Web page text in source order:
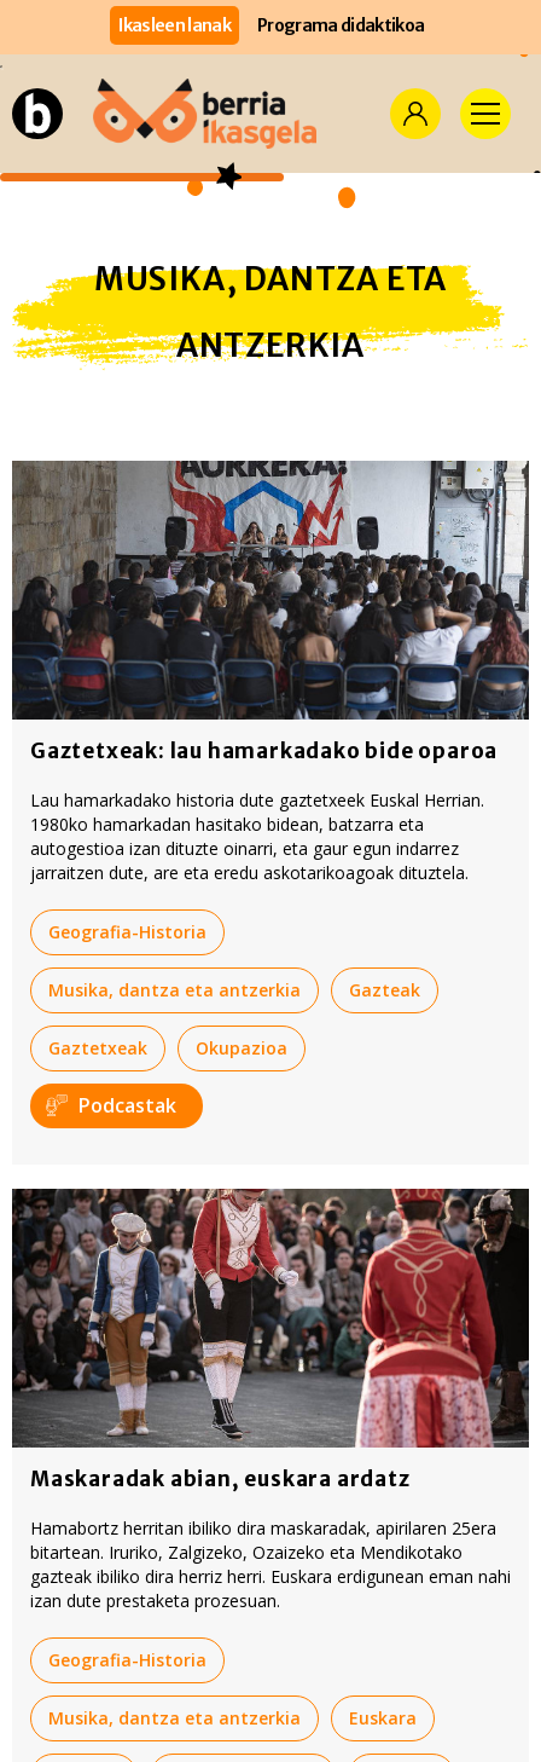
Ikasleen lanak Programa didaktikoa
MUSIKA, DANTZA ETA
ANTZERKIA
Gaztetxeak: lau hamarkadako bide oparoa
Lau hamarkadako historia dute gaztetxeek Euskal Herrian.
1980ko hamarkadan hasitako bidean, batzarra eta
autogestioa izan dituzte oinarri, eta gaur egun indarrez
jarraitzen dute, are eta eredu askotarikoagoak dituztela.
Geografia-Historia
Musika, dantza eta antzerkia Gazteak
Gaztetxeak Okupazioa
Podcastak
Maskaradak abian, euskara ardatz
Hamabortz herritan ibiliko dira maskaradak, apirilaren 25era
bitartean. Iruriko, Zalgizeko, Ozaizeko eta Mendikotako
gazteak ibiliko dira herriz herri. Euskara erdigunean eman nahi
izan dute prestaketa prozesuan.
Geografia-Historia
Musika, dantza eta antzerkia Euskara